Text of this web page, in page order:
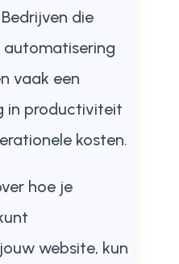
die
automatisering
vaak een
in productiviteit
kosten.
hoe je
website, kun